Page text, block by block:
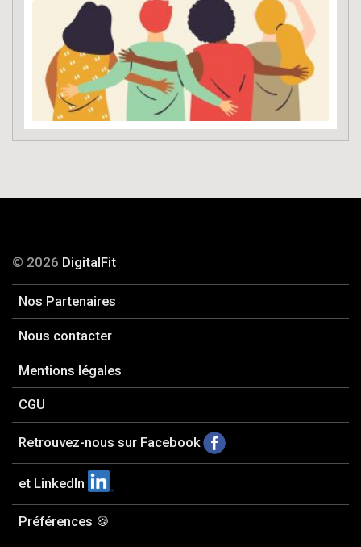
© 2026 DigitalFit
Nos Partenaires
Nous contacter
Mentions légales
CGU
Retrouvez-nous sur Facebook
et LinkedIn
Préférences 🍪